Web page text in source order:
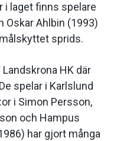
i laget finns spelare
Oskar Ahlbin (1993)
sprids.
HK där
spelar i Karlslund
i Simon Persson,
och Hampus
har gjort många